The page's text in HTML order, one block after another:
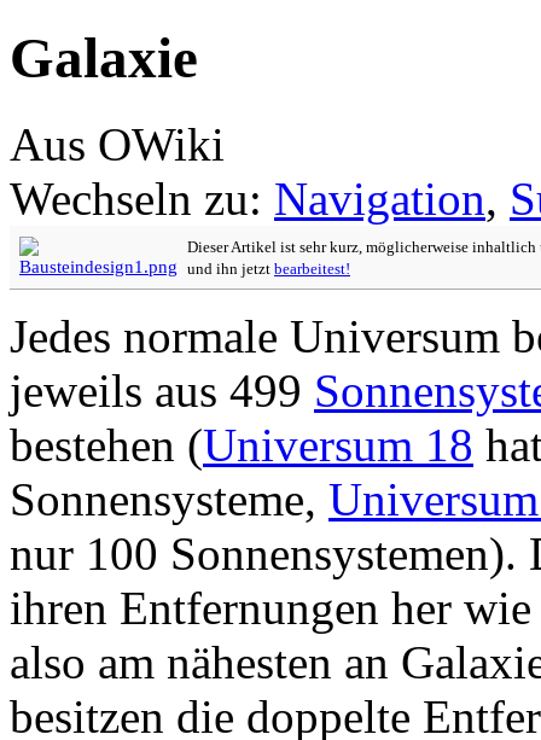
Galaxie
Aus OWiki
Wechseln zu: Navigation,
Dieser Artikel ist sehr kurz, möglicherweise
und ihn jetzt bearbeitest!
Jedes normale Universum
jeweils aus 499
bestehen (Universum 18
Sonnensysteme,
nur 100
ihren Entfernungen her
also am nähesten an
besitzen die doppelte